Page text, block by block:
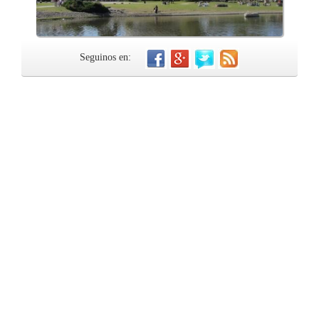
Seguinos en: